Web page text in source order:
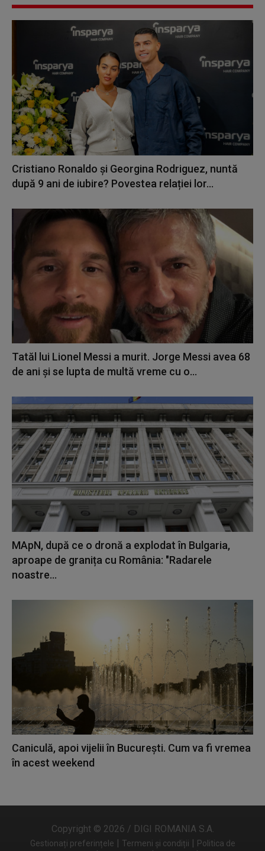
Cristiano Ronaldo și Georgina Rodriguez, nuntă
după 9 ani de iubire? Povestea relației lor...
Tatăl lui Lionel Messi a murit. Jorge Messi avea 68
de ani și se lupta de multă vreme cu o...
MApN, după ce o dronă a explodat în Bulgaria,
aproape de granița cu România: "Radarele
noastre...
Caniculă, apoi vijelii în București. Cum va fi vremea
în acest weekend
Copyright © 2026 / DIGI ROMANIA S.A.
Gestionați preferințele | Termeni și condiții | Politica de